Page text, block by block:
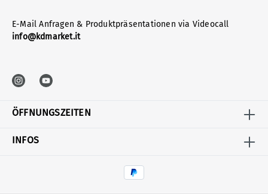
E-Mail Anfragen & Produktpräsentationen via Videocall
info@kdmarket.it
ÖFFNUNGSZEITEN
INFOS